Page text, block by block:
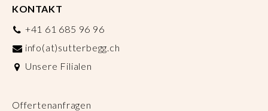
KONTAKT
+41 61 685 96 96
info(at)sutterbegg.ch
Unsere Filialen
Offertenanfragen